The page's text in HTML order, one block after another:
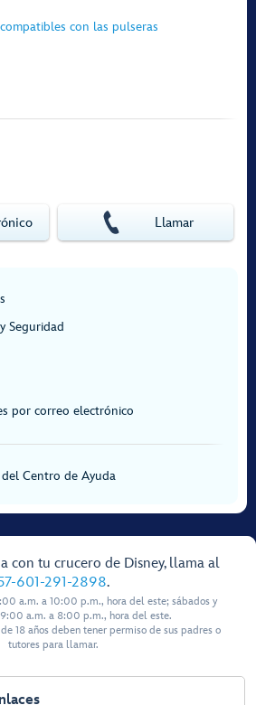
con las pulseras
Llamar
Seguridad
por correo electrónico
Centro de Ayuda
con tu crucero de Disney, llama al
601-291-2898.
a.m. a 10:00 p.m., hora del este; sábados y
a.m. a 8:00 p.m., hora del este.
18 años deben tener permiso de sus padres o
tutores para llamar.